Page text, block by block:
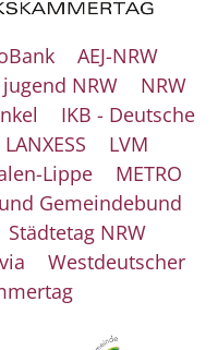
AEJ-NRW
NRW
NRW
IKB - Deutsche
LANXESS
LVM
Lippe
METRO
Gemeindebund
Städtetag NRW
Westdeutscher